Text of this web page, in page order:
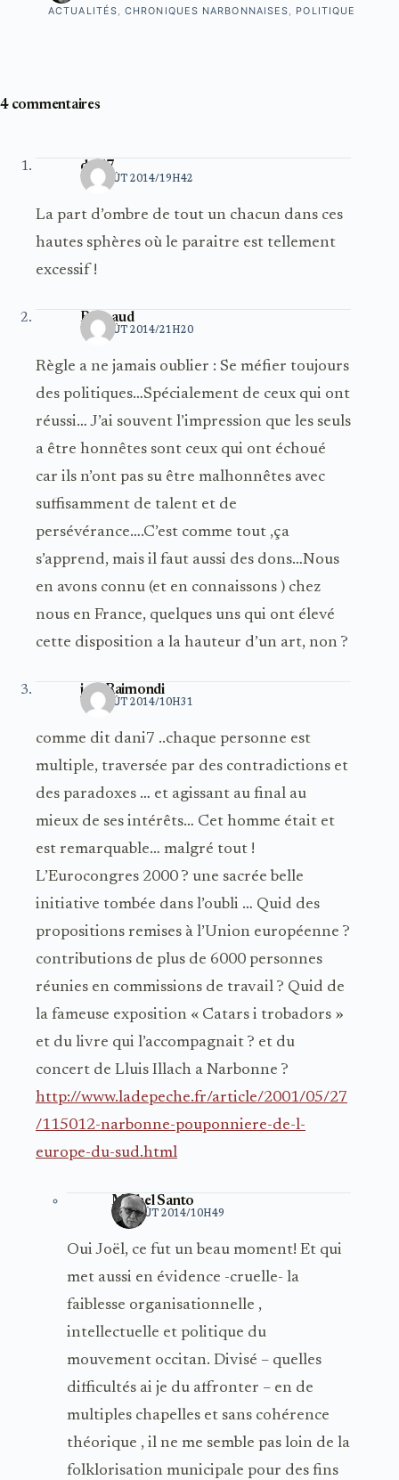
ACTUALITÉS,CHRONIQUES NARBONNAISES, POLITIQUE
4 commentaires
dani7
10 AOÛT 2014/19H42
La part d’ombre de tout un chacun dans ces
hautes sphères où le paraitre est tellement
excessif !
Raynaud
10 AOÛT 2014/21H20
Règle a ne jamais oublier : Se méfier toujours
des politiques…Spécialement de ceux qui ont
réussi… J’ai souvent l’impression que les seuls
a être honnêtes sont ceux qui ont échoué
car ils n’ont pas su être malhonnêtes avec
suffisamment de talent et de
persévérance….C’est comme tout ,ça
s’apprend, mais il faut aussi des dons…Nous
en avons connu (et en connaissons ) chez
nous en France, quelques uns qui ont élevé
cette disposition a la hauteur d’un art, non ?
joel Raimondi
11 AOÛT 2014/10H31
comme dit dani7 ..chaque personne est
multiple, traversée par des contradictions et
des paradoxes … et agissant au final au
mieux de ses intérêts… Cet homme était et
est remarquable… malgré tout !
L’Eurocongres 2000 ? une sacrée belle
initiative tombée dans l’oubli … Quid des
propositions remises à l’Union européenne ?
contributions de plus de 6000 personnes
réunies en commissions de travail ? Quid de
la fameuse exposition « Catars i trobadors »
et du livre qui l’accompagnait ? et du
concert de Lluis Illach a Narbonne ?
http://www.ladepeche.fr/article/2001/05/27
/115012-narbonne-pouponniere-de-l-
europe-du-sud.html
Michel Santo
11 AOÛT 2014/10H49
Oui Joël, ce fut un beau moment! Et qui
met aussi en évidence -cruelle- la
faiblesse organisationnelle ,
intellectuelle et politique du
mouvement occitan. Divisé – quelles
difficultés ai je du affronter – en de
multiples chapelles et sans cohérence
théorique , il ne me semble pas loin de la
folklorisation municipale pour des fins